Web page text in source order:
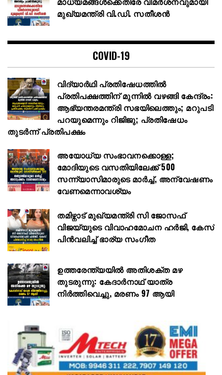
മുഖ്യമന്ത്രി വി.ഡി. സതീശൻ
COVID-19
വിദ്യാർഥി പ്രതിഷേധത്തിൽ
പ്രതിപക്ഷത്തിന് മുന്നിൽ വഴങ്ങി കേന്ദ്രം:
ആഭ്യന്തരമന്ത്രി സഭയിലെത്തും; മറുപടി
പറയുമെന്നും റിജിജു; പ്രതിഷേധം
തുടർന്ന് പ്രതിപക്ഷം
അയോധ്യ സംഭാവനക്കൊള്ള;
മോദിയുടെ വസതിയിലേക്ക് 500
സന്ന്യാസിമാരുടെ മാർച്ച്, അന്വേഷണം
വേണമെന്നാവശ്യം
തമിഴ്നാട് മുഖ്യമന്ത്രി സി ജോസഫ്
വിജയ്‌യുടെ വിവാഹമോചന ഹർജി, കേസ്
പിൻവലിച്ച് ഭാര്യ സംഗീത
ഉത്തരേന്ത്യയിൽ അതിശക്ത മഴ
തുടരുന്നു: കേദാർനാഥ് യാത്ര
നിർത്തിവെച്ചു, മരണം 97 ആയി